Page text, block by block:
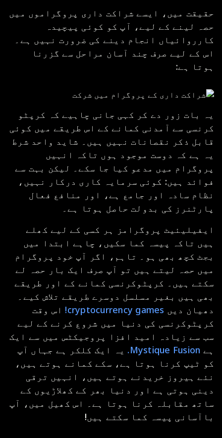
حقیقت میں، ایسے شراکت داری پروگراموں میں
حصہ لینے کے لیے، آپ کو کوئی پیچیدہ
کارروائیاں انجام دینے کی ضرورت نہیں ہے۔
اس کے لیے صرف چند آسان مراحل سے گزرنا
ہوتا ہے:
یہ بات زور دے کر کہی جانی چاہیے کہ کرپٹو
کرنسی سے آمدنی کمانے کے اس طریقے میں کوئی
قابل ذکر نقصانات نہیں ہیں۔ شاید واحد شرط
یہ ہے کہ دوست موجود ہوں تاکہ انہیں
پروگرام میں مدعو کیا جا سکے۔ لیکن بہت سے
فوائد ہیں: کوئی سرمایہ کاری درکار نہیں،
نظام سادہ اور جامع ہے، اور منافع فعال
پارٹنرز کی بدولت حاصل ہوتا ہے۔
ایفیلیئیٹ پروگرامز ہر کسی کے لیے کھلے
ہیں تاکہ پیسہ کما سکیں، چاہے ابتدا میں
بجٹ کچھ بھی ہو۔ تاہم، اگر آپ خود پروگرام
میں حصہ لیتے ہیں تو آپ صرف ایک بار حصہ لے
سکتے ہیں۔ کرپٹوکرنسی کمانے کے اور طریقے
بھی ہیں بغیر مسلسل دوسرے طریقے تلاش کیے۔
دھیان دیں cryptocurrency games!
اس وقت
کرپٹوکرنسی کی دنیا میں شروع کرنے کے لیے
سب سے زیادہ امید افزا پروجیکٹس میں سے ایک
ہے Mystique Fusion.
یہ ایک کلکر ہے جہاں آپ
کو ٹیپ کرنا ہوتا ہے، سکے کمانے ہوتے ہیں،
نئے ہیروز خریدنے ہوتے ہیں، انہیں ترقی
دینی ہوتی ہے اور دنیا بھر کے کھلاڑیوں کے
ساتھ مقابلہ کرنا ہوتا ہے۔ اس کھیل میں، آپ
باآسانی پیسہ کما سکتے ہیں!